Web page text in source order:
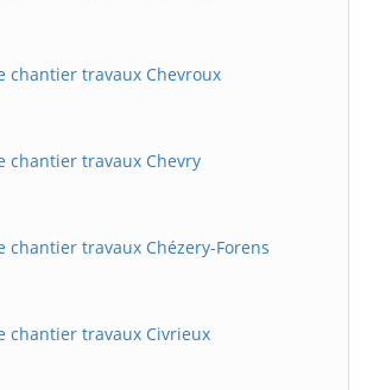
chantier travaux Chevroux
chantier travaux Chevry
chantier travaux Chézery-Forens
chantier travaux Civrieux